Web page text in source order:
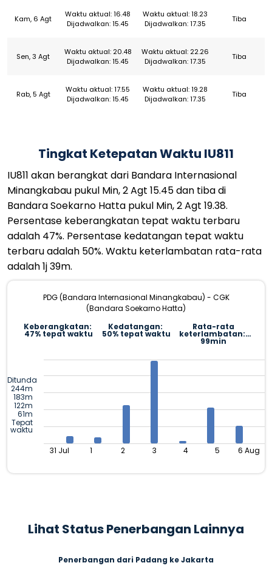
Kam, 6 Agt
Waktu aktual: 16.48
Dijadwalkan: 15.45
Waktu aktual: 18.23
Dijadwalkan: 17.35
Tiba
Sen, 3 Agt
Waktu aktual: 20.48
Dijadwalkan: 15.45
Waktu aktual: 22.26
Dijadwalkan: 17.35
Tiba
Rab, 5 Agt
Waktu aktual: 17.55
Dijadwalkan: 15.45
Waktu aktual: 19.28
Dijadwalkan: 17.35
Tiba
Tingkat Ketepatan Waktu IU811
IU811 akan berangkat dari Bandara Internasional
Minangkabau pukul Min, 2 Agt 15.45 dan tiba di
Bandara Soekarno Hatta pukul Min, 2 Agt 19.38.
Persentase keberangkatan tepat waktu terbaru
adalah 47%. Persentase kedatangan tepat waktu
terbaru adalah 50%. Waktu keterlambatan rata-rata
adalah 1j 39m.
PDG (Bandara Internasional Minangkabau) - CGK
(Bandara Soekarno Hatta)
Keberangkatan:
47% tepat waktu
Kedatangan:
50% tepat waktu
Rata-rata
keterlambatan:
99min
Ditunda
244m
183m
122m
61m
Tepat
waktu
31 Jul 1 2 3 4 5 6 Aug
Lihat Status Penerbangan Lainnya
Penerbangan dari Padang ke Jakarta